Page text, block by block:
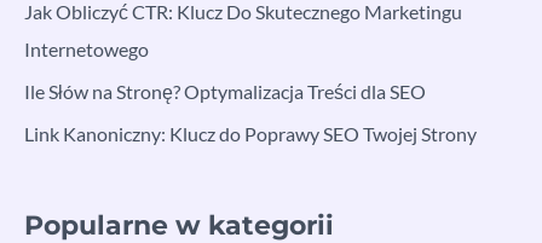
Jak Obliczyć CTR: Klucz Do Skutecznego Marketingu
Internetowego
Ile Słów na Stronę? Optymalizacja Treści dla SEO
Link Kanoniczny: Klucz do Poprawy SEO Twojej Strony
Popularne w kategorii